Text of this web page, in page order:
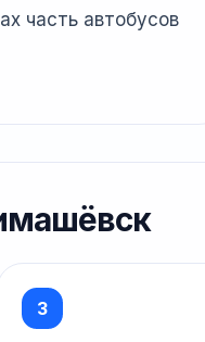
часть автобусов
3